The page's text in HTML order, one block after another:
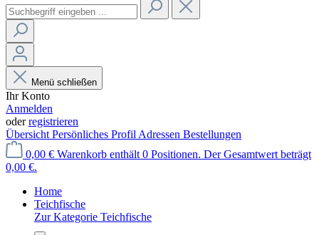
Menü schließen
Ihr Konto
Anmelden
oderregistrieren
Übersicht Persönliches Profil Adressen Bestellungen
0,00 € Warenkorb enthält 0 Positionen. Der Gesamtwert beträgt
0,00 €.
Home
Teichfische
Zur Kategorie Teichfische